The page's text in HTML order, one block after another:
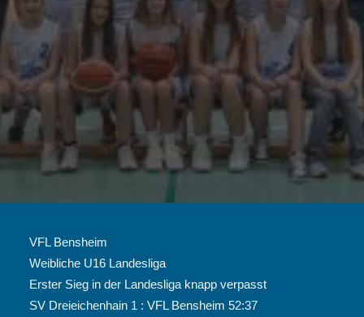
VFL Bensheim
Weibliche U16 Landesliga
Erster Sieg in der Landesliga knapp verpasst
SV Dreieichenhain 1 : VFL Bensheim 52:37